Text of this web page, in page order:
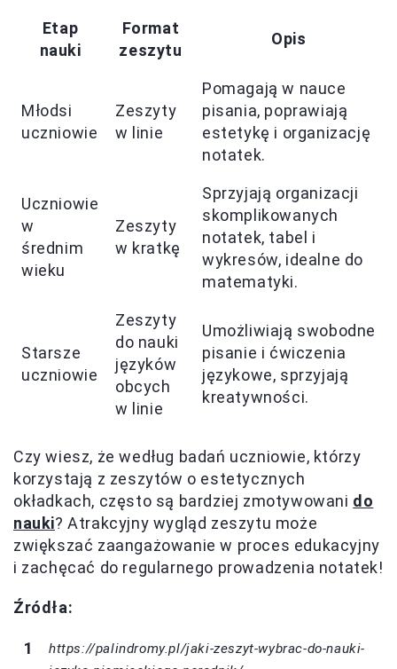
Etap
nauki
Format
zeszytu
Opis
Młodsi
uczniowie
Zeszyty
w linie
Pomagają w nauce
pisania, poprawiają
estetykę i organizację
notatek.
Uczniowie
w
średnim
wieku
Zeszyty
w kratkę
Sprzyjają organizacji
skomplikowanych
notatek, tabel i
wykresów, idealne do
matematyki.
Starsze
uczniowie
Zeszyty
do nauki
języków
obcych
w linie
Umożliwiają swobodne
pisanie i ćwiczenia
językowe, sprzyjają
kreatywności.
Czy wiesz, że według badań uczniowie, którzy
korzystają z zeszytów o estetycznych
okładkach, często są bardziej zmotywowani do
nauki? Atrakcyjny wygląd zeszytu może
zwiększać zaangażowanie w proces edukacyjny
i zachęcać do regularnego prowadzenia notatek!
Źródła:
https://palindromy.pl/jaki-zeszyt-wybrac-do-nauki-